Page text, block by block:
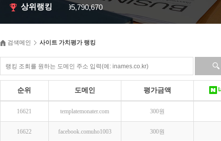
상위랭킹
-- 271,695,790,670
검색메인 사이트 가치평가 랭킹
순위 도메인 평가금액
16621 templatemonater.com 300원
16622 facebook.comuho1003 300원